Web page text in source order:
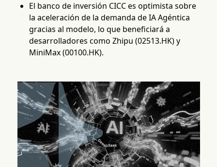
El banco de inversión CICC es optimista sobre
la aceleración de la demanda de IA Agéntica
gracias al modelo, lo que beneficiará a
desarrolladores como Zhipu (02513.HK) y
MiniMax (00100.HK).